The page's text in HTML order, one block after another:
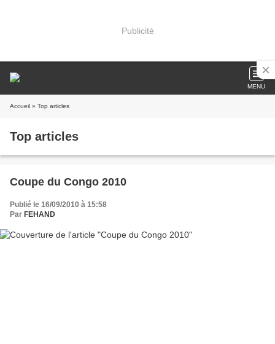
Publicité
MENU
Accueil » Top articles
Top articles
Coupe du Congo 2010
Publié le 16/09/2010 à 15:58
Par FEHAND